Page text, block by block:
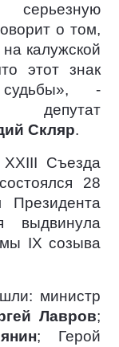
о том,
калужской
этот знак
-
депутат
Скляр.
Съезда
28
выдвинула
IX созыва
министр
Лавров;
; Герой